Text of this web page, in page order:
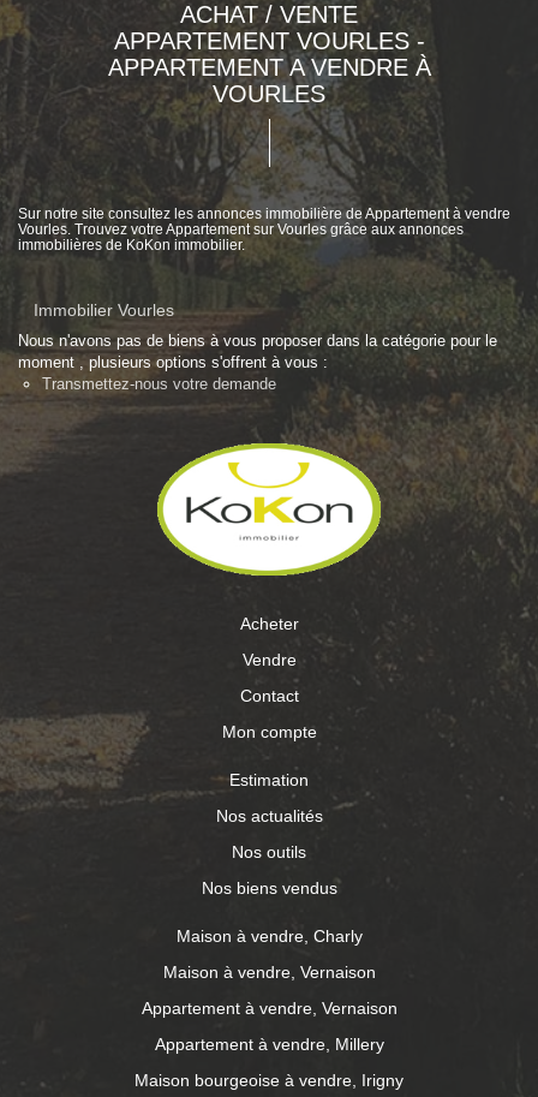
ACHAT / VENTE
APPARTEMENT VOURLES -
APPARTEMENT A VENDRE À
VOURLES
Sur notre site consultez les annonces immobilière de Appartement à vendre
Vourles. Trouvez votre Appartement sur Vourles grâce aux annonces
immobilières de KoKon immobilier.
Immobilier Vourles
Nous n'avons pas de biens à vous proposer dans la catégorie pour le
moment , plusieurs options s'offrent à vous :
Transmettez-nous votre demande
Acheter
Vendre
Contact
Mon compte
Estimation
Nos actualités
Nos outils
Nos biens vendus
Maison à vendre, Charly
Maison à vendre, Vernaison
Appartement à vendre, Vernaison
Appartement à vendre, Millery
Maison bourgeoise à vendre, Irigny